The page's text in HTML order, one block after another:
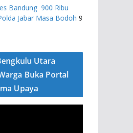
Bandung 900 Ribu
Jabar Masa Bodoh 9
Utara
Buka Portal
Upaya